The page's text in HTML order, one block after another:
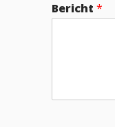
Bericht *